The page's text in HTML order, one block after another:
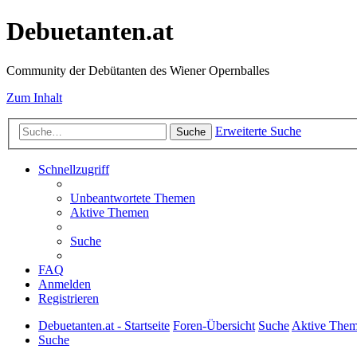
Debuetanten.at
Community der Debütanten des Wiener Opernballes
Zum Inhalt
Suche Erweiterte Suche
Schnellzugriff
Unbeantwortete Themen
Aktive Themen
Suche
FAQ
Anmelden
Registrieren
Debuetanten.at - Startseite Foren-Übersicht SucheAktive
Suche